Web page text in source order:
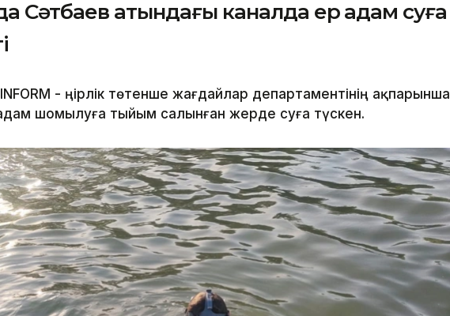
Сәтбаев атындағы каналда ер адам суға
- Өңірлік төтенше жағдайлар департаментінің ақпарынша,
шомылуға тыйым салынған жерде суға түскен.